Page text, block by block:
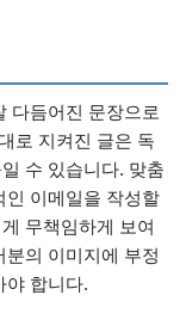
다듬어진 문장으로
로 지켜진 글은 독
수 있습니다. 맞춤
인 이메일을 작성할
무책임하게 보여
의 이미지에 부정
야 합니다.